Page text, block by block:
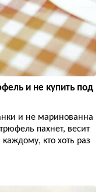
и не купить под
и не маринованна
пахнет, весит
кто хоть раз